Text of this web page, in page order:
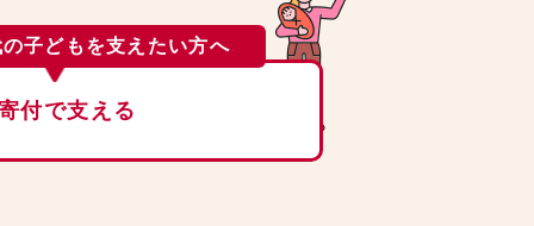
子どもを支えたい方へ
付で支える